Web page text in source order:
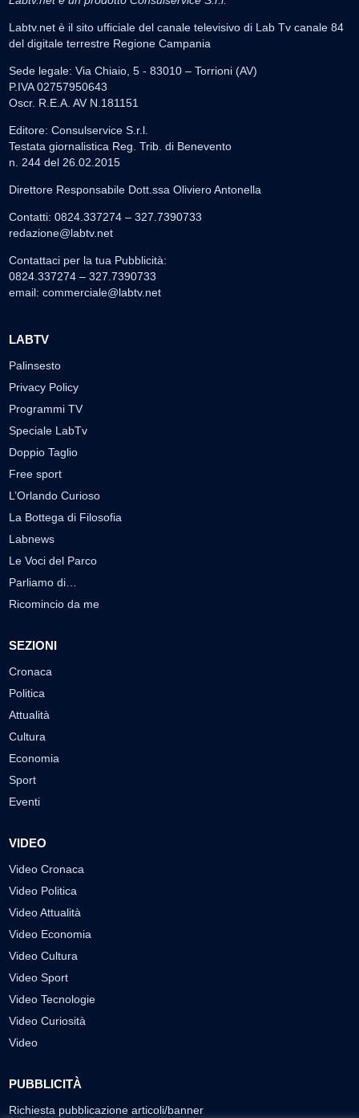
Labtv.net è il sito ufficiale del canale televisivo di Lab Tv canale 84
del digitale terrestre Regione Campania
Sede legale: Via Chiaio, 5 - 83010 – Torrioni (AV)
P.IVA 02757950643
Oscr. R.E.A. AV N.181151
Editore: Consulservice S.r.l.
Testata giornalistica Reg. Trib. di Benevento
n. 244 del 26.02.2015
Direttore Responsabile Dott.ssa Oliviero Antonella
Contatti: 0824.337274 – 327.7390733
redazione@labtv.net
Contattaci per la tua Pubblicità:
0824.337274 – 327.7390733
email: commerciale@labtv.net
LABTV
Palinsesto
Privacy Policy
Programmi TV
Speciale LabTv
Doppio Taglio
Free sport
L’Orlando Curioso
La Bottega di Filosofia
Labnews
Le Voci del Parco
Parliamo di…
Ricomincio da me
SEZIONI
Cronaca
Politica
Attualità
Cultura
Economia
Sport
Eventi
VIDEO
Video Cronaca
Video Politica
Video Attualità
Video Economia
Video Cultura
Video Sport
Video Tecnologie
Video Curiosità
Video
PUBBLICITÀ
Richiesta pubblicazione articoli/banner